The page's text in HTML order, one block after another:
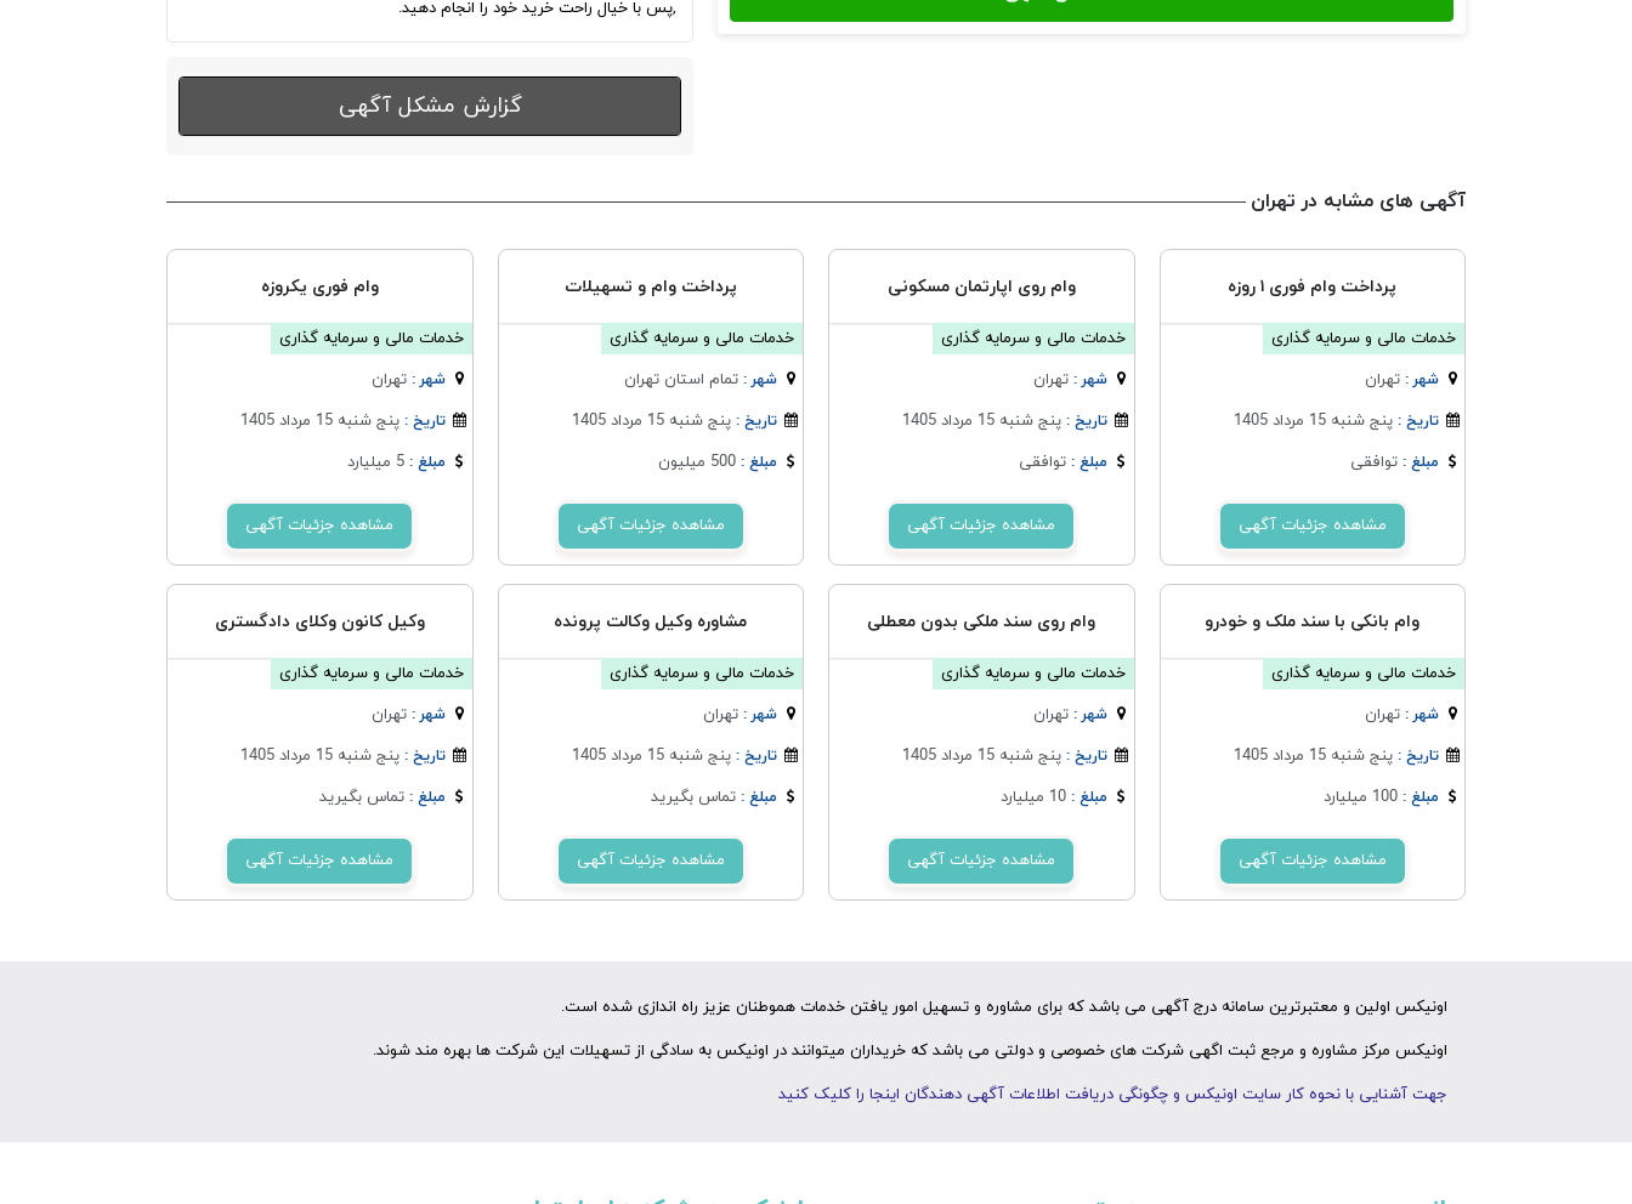
,پس با خیال راحت خرید خود را انجام دهید.
گزارش مشکل آگهی
آگهی های مشابه در تهران
پرداخت وام فوری ۱ روزه
خدمات مالی و سرمایه گذاری
شهر :تهران
تاریخ :پنج شنبه 15 مرداد 1405
مبلغ :توافقی
مشاهده جزئیات آگهی
وام روی اپارتمان مسکونی
خدمات مالی و سرمایه گذاری
شهر : تهران
تاریخ : پنج شنبه 15 مرداد 1405
مبلغ : توافقی
مشاهده جزئیات آگهی
پرداخت وام و تسهیلات
خدمات مالی و سرمایه گذاری
شهر :تمام استان تهران
تاریخ :پنج شنبه 15 مرداد 1405
مبلغ :500 میلیون
مشاهده جزئیات آگهی
وام فوری یکروزه
خدمات مالی و سرمایه گذاری
شهر : تهران
تاریخ : پنج شنبه 15 مرداد 1405
مبلغ : 5 میلیارد
مشاهده جزئیات آگهی
وام بانکی با سند ملک و خودرو
خدمات مالی و سرمایه گذاری
شهر :تهران
تاریخ :پنج شنبه 15 مرداد 1405
مبلغ :100 میلیارد
مشاهده جزئیات آگهی
وام روی سند ملکی بدون معطلی
خدمات مالی و سرمایه گذاری
شهر : تهران
تاریخ : پنج شنبه 15 مرداد 1405
مبلغ : 10 میلیارد
مشاهده جزئیات آگهی
مشاوره وکیل وکالت پرونده
خدمات مالی و سرمایه گذاری
شهر :تهران
تاریخ :پنج شنبه 15 مرداد 1405
مبلغ :تماس بگیرید
مشاهده جزئیات آگهی
وکیل کانون وکلای دادگستری
خدمات مالی و سرمایه گذاری
شهر : تهران
تاریخ : پنج شنبه 15 مرداد 1405
مبلغ : تماس بگیرید
مشاهده جزئیات آگهی
اونیکس اولین و معتبرترین سامانه درج آگهی می باشد که برای مشاوره و تسهیل امور یافتن خدمات هموطنان عزیز راه اندازی شده است.
اونیکس مرکز مشاوره و مرجع ثبت اگهی شرکت های خصوصی و دولتی می باشد که خریداران میتوانند در اونیکس به سادگی از تسهیلات این شرکت ها بهره مند شوند.
جهت آشنایی با نحوه کار سایت اونیکس و چگونگی دریافت اطلاعات آگهی دهندگان اینجا را کلیک کنید